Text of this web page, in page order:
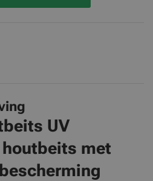
UV
houtbeits met